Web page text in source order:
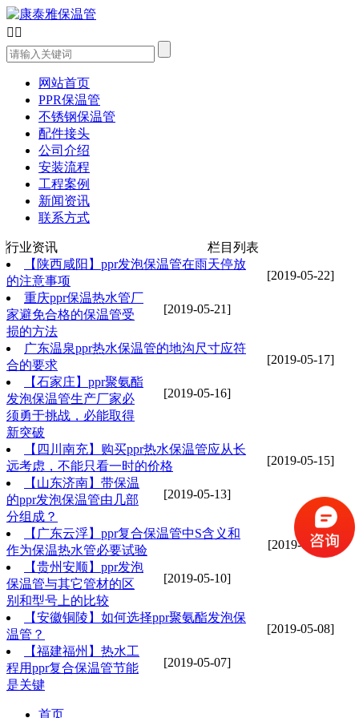
 
网站首页
PPR保温管
不锈钢保温管
配件接头
公司介绍
安装流程
工程案例
新闻资讯
联系方式
行业资讯 栏目列表
[2019-05-22]
【陕西咸阳】ppr发泡保温管在雨天停放
的注意事项
[2019-05-21]
重庆ppr保温热水管厂
家避免合格的保温管受
损的方法
[2019-05-17]
广东温泉ppr热水保温管的地沟尺寸应符
合的要求
[2019-05-16]
【石家庄】ppr聚氨酯
发泡保温管生产厂家必
须勇于挑战，必能取得
新突破
[2019-05-15]
【四川南充】购买ppr热水保温管应从长
远考虑，不能只看一时的价格
[2019-05-13]
【山东济南】带保温
的ppr发泡保温管由几部
分组成？
[2019-05-11]
【广东云浮】ppr复合保温管中S含义和
作为保温热水管必要试验
[2019-05-10]
【贵州安顺】ppr发泡
保温管与其它管材的区
别和型号上的比较
[2019-05-08]
【安徽铜陵】如何选择ppr聚氨酯发泡保
温管？
[2019-05-07]
【福建福州】热水工
程用ppr复合保温管节能
是关键
首页